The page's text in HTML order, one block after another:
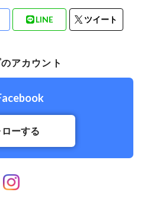
LINE ツイート
アカウント
ーする